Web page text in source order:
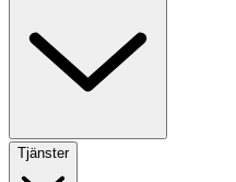
Tjänster